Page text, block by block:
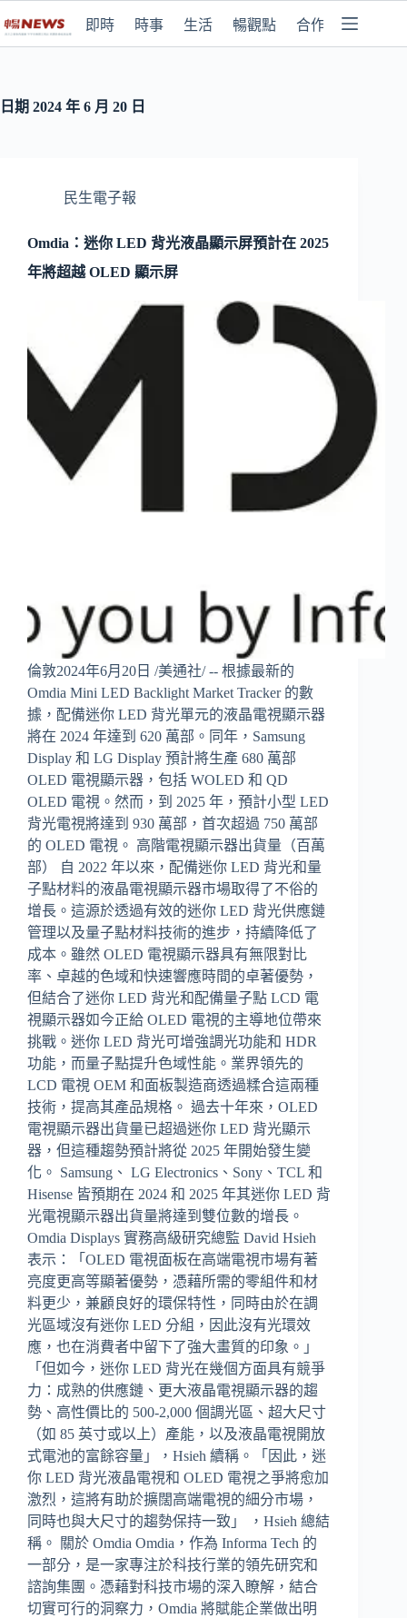
即時 時事 生活 暢觀點 合作媒體
日期 2024 年 6 月 20 日
民生電子報
Omdia：迷你 LED 背光液晶顯示屏預計在 2025
年將超越 OLED 顯示屏
倫敦2024年6月20日 /美通社/ -- 根據最新的
Omdia Mini LED Backlight Market Tracker 的數
據，配備迷你 LED 背光單元的液晶電視顯示器
將在 2024 年達到 620 萬部。同年，Samsung
Display 和 LG Display 預計將生產 680 萬部
OLED 電視顯示器，包括 WOLED 和 QD
OLED 電視。然而，到 2025 年，預計小型 LED
背光電視將達到 930 萬部，首次超過 750 萬部
的 OLED 電視。 高階電視顯示器出貨量（百萬
部） 自 2022 年以來，配備迷你 LED 背光和量
子點材料的液晶電視顯示器市場取得了不俗的
增長。這源於透過有效的迷你 LED 背光供應鏈
管理以及量子點材料技術的進步，持續降低了
成本。雖然 OLED 電視顯示器具有無限對比
率、卓越的色域和快速響應時間的卓著優勢，
但結合了迷你 LED 背光和配備量子點 LCD 電
視顯示器如今正給 OLED 電視的主導地位帶來
挑戰。迷你 LED 背光可增強調光功能和 HDR
功能，而量子點提升色域性能。業界領先的
LCD 電視 OEM 和面板製造商透過糅合這兩種
技術，提高其產品規格。 過去十年來，OLED
電視顯示器出貨量已超過迷你 LED 背光顯示
器，但這種趨勢預計將從 2025 年開始發生變
化。 Samsung、 LG Electronics、Sony、TCL 和
Hisense 皆預期在 2024 和 2025 年其迷你 LED 背
光電視顯示器出貨量將達到雙位數的增長。
Omdia Displays 實務高級研究總監 David Hsieh
表示：「OLED 電視面板在高端電視市場有著
亮度更高等顯著優勢，憑藉所需的零組件和材
料更少，兼顧良好的環保特性，同時由於在調
光區域沒有迷你 LED 分組，因此沒有光環效
應，也在消費者中留下了強大畫質的印象。」
「但如今，迷你 LED 背光在幾個方面具有競爭
力：成熟的供應鏈、更大液晶電視顯示器的趨
勢、高性價比的 500-2,000 個調光區、超大尺寸
（如 85 英寸或以上）產能，以及液晶電視開放
式電池的富餘容量」，Hsieh 續稱。「因此，迷
你 LED 背光液晶電視和 OLED 電視之爭將愈加
激烈，這將有助於擴闊高端電視的細分市場，
同時也與大尺寸的趨勢保持一致」 ，Hsieh 總結
稱。 關於 Omdia Omdia，作為 Informa Tech 的
一部分，是一家專注於科技行業的領先研究和
諮詢集團。憑藉對科技市場的深入瞭解，結合
切實可行的洞察力，Omdia 將賦能企業做出明